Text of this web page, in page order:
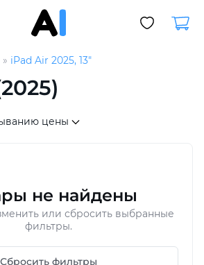
iPad Air 2025, 13"
цены
не найдены
или сбросить выбранные
фильтры.
Сбросить фильтры